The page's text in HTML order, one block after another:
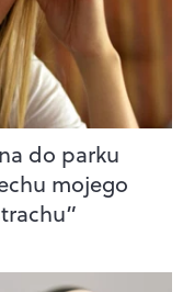
do parku
mojego